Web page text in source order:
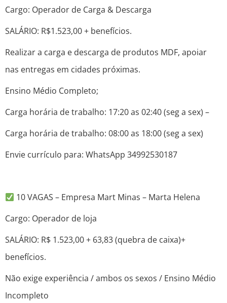
Cargo: Operador de Carga & Descarga
SALÁRIO: R$1.523,00 + benefícios.
Realizar a carga e descarga de produtos MDF, apoiar
nas entregas em cidades próximas.
Ensino Médio Completo;
Carga horária de trabalho: 17:20 as 02:40 (seg a sex) –
Carga horária de trabalho: 08:00 as 18:00 (seg a sex)
Envie currículo para: WhatsApp 34992530187
10 VAGAS – Empresa Mart Minas – Marta Helena
Cargo: Operador de loja
SALÁRIO: R$ 1.523,00 + 63,83 (quebra de caixa)+
benefícios.
Não exige experiência / ambos os sexos / Ensino Médio
Incompleto